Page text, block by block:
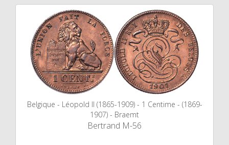
Belgique - Léopold II (1865-1909) - 1 Centime - (1869-
1907) - Braemt
Bertrand M-56